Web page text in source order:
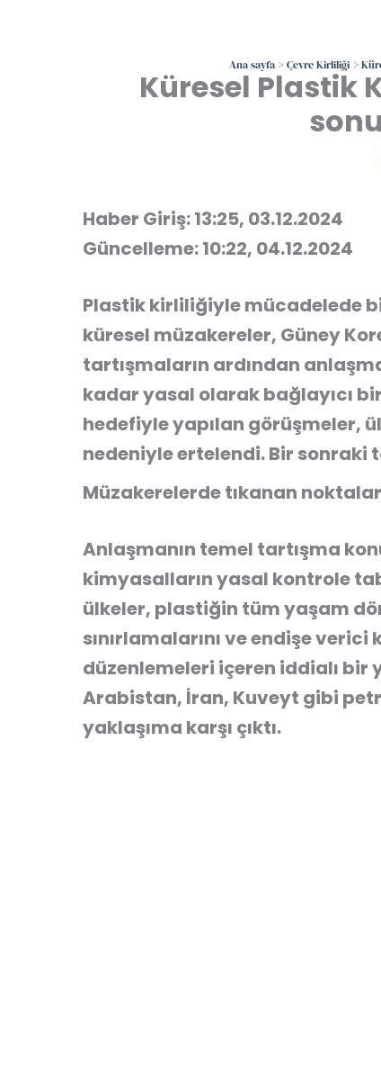
Ana sayfa Çevre Kirliliği
Küresel Plastik
Haber Giriş: 13:25, 03.12.2024
Güncelleme: 10:22, 04.12.2024
Plastik kirliliğiyle mücadelede
küresel müzakereler, Güney
tartışmaların ardından
kadar yasal olarak bağlayıcı
hedefiyle yapılan görüşmeler,
nedeniyle ertelendi. Bir sonraki
Müzakerelerde tıkanan noktalar
Anlaşmanın temel tartışma
kimyasalların yasal kontrole
ülkeler, plastiğin tüm yaşam
sınırlamalarını ve endişe
düzenlemeleri içeren iddialı bir
Arabistan, İran, Kuveyt gibi
yaklaşıma karşı çıktı.